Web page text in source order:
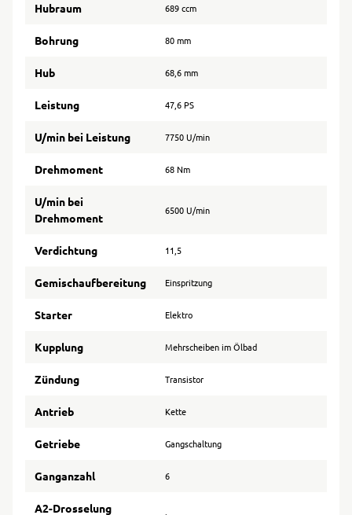
Hubraum 689 ccm
Bohrung 80 mm
Hub 68,6 mm
Leistung 47,6 PS
U/min bei Leistung 7750 U/min
Drehmoment 68 Nm
U/min bei
Drehmoment
6500 U/min
Verdichtung 11,5
Gemischaufbereitung Einspritzung
Starter Elektro
Kupplung Mehrscheiben im Ölbad
Zündung Transistor
Antrieb Kette
Getriebe Gangschaltung
Ganganzahl 6
A2-Drosselung